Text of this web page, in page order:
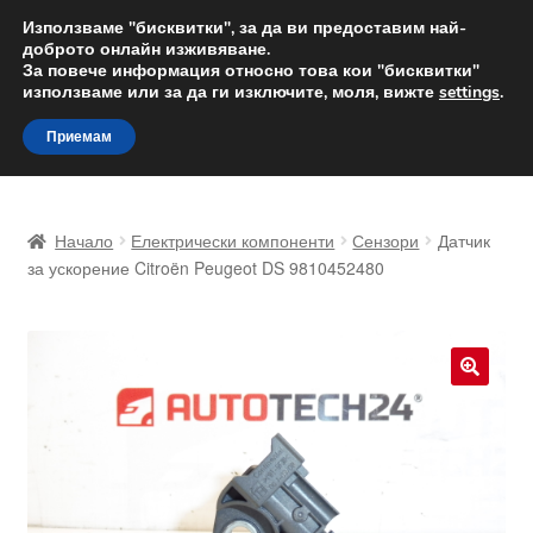
ДОСТАВКА от 12 лв.
Доставка по целия свят
Skip
to
navigation
Skip
to
content
Доставка по целия свят
Количка
Начало Електрически компоненти Сензори
Датчик
за ускорение Citroën Peugeot DS 9810452480
Използваме "бисквитки", за да ви предоставим най-
доброто онлайн изживяване.
За повече информация относно това кои "бисквитки"
използваме или за да ги изключите, моля, вижте settings.
Приемам